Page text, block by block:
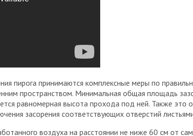
пирога принимаются комплексные меры по
пространством. Минимальная общая площадь
равномерная высота прохода под ней. Также это
засорения соответствующих отверстий
воздуха на расстоянии не ниже 60 см от